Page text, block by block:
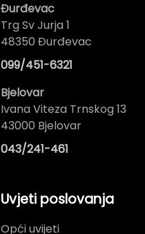
Đurđevac
Trg Sv Jurja 1
48350 Đurđevac
099/451-6321
Bjelovar
Ivana Viteza Trnskog 13
43000 Bjelovar
043/241-461
Uvjeti poslovanja
Opći uvijeti